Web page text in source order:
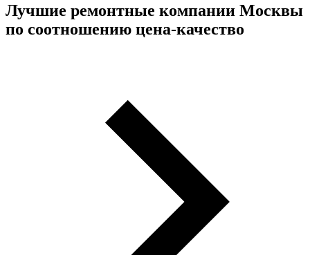
Лучшие ремонтные компании Москвы
по соотношению цена-качество